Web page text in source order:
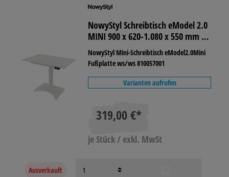
NowyStyl Schreibtisch eModel 2.0
MINI 900 x 620-1.080 x 550 mm (B
x H x T) weiß
NowyStyl Mini-Schreibtisch eModel2.0Mini
Fußplatte ws/ws 810057001
Varianten aufrufen
319,00 €*
je Stück / exkl. MwSt
Ausverkauft